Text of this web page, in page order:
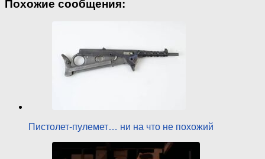
Похожие сообщения:
Пистолет-пулемет… ни на что не похожий